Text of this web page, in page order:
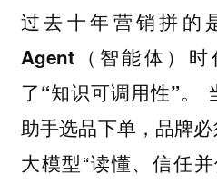
过去十年营销拼的
Agent（智能体）
了“知识可调用性”。
助手选品下单，品牌
大模型“读懂、信任